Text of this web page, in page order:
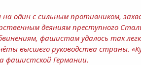
на один с сильным противником,
деяниям преступного
фашистам удалось так
высшего руководства страны.
фашистской Германии.